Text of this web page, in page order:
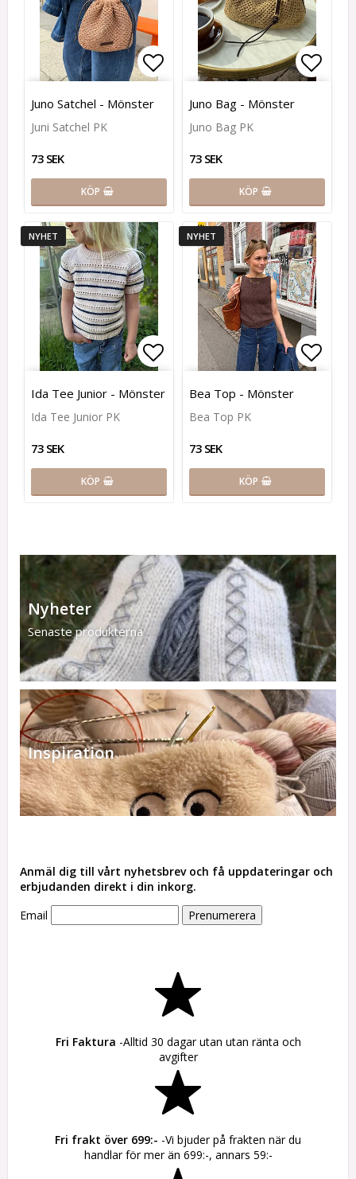
Lägg till i favoritlistan
Juno Satchel - Mönster
Juni Satchel PK
73 SEK
KÖP
Juno Bag - Mönster
Juno Bag PK
73 SEK
KÖP
NYHET
Lägg till i favoritlistan
Ida Tee Junior - Mönster
Ida Tee Junior PK
73 SEK
KÖP
NYHET
Bea Top - Mönster
Bea Top PK
73 SEK
KÖP
Nyheter
Senaste produkterna
Inspiration
Anmäl dig till vårt nyhetsbrev och få uppdateringar och
erbjudanden direkt i din inkorg.
Email
Fri Faktura -Alltid 30 dagar utan utan ränta och
avgifter
Fri frakt över 699:- -Vi bjuder på frakten när du
handlar för mer än 699:-, annars 59:-